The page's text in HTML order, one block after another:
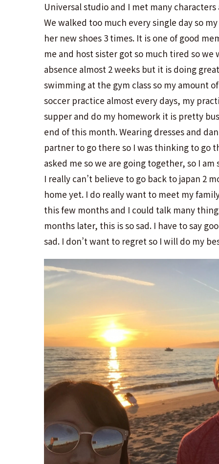
Universal studio and I met many
We walked too much every single day so
her new shoes 3 times. It is one of good
me and host sister got so much tired so we
absence almost 2 weeks but it is doing
swimming at the gym class so my amount
soccer practice almost every days, my
supper and do my homework it is pretty
end of this month. Wearing dresses and
partner to go there so I was thinking to go
asked me so we are going together, so I am
I really can’t believe to go back to japan 2
home yet. I do really want to meet my
this few months and I could talk many
months later, this is so sad. I have to say
sad. I don’t want to regret so I will do my